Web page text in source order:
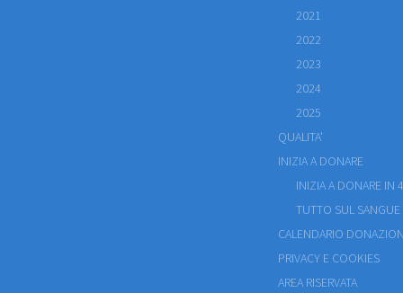
2021
2022
2023
2024
2025
QUALITA'
INIZIA A DONARE
INIZIA A DONARE IN
TUTTO SUL SANGUE
CALENDARIO
PRIVACY E COOKIES
AREA RISERVATA